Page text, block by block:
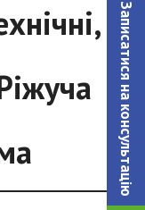
Записатися на консультацiю